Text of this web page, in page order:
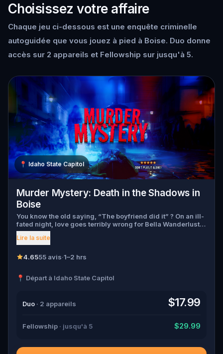
Choisissez votre affaire
Chaque jeu ci-dessous est une enquête criminelle
autoguidée que vous jouez à pied à Boise. Duo donne
accès sur 2 appareils et Fellowship sur jusqu'à 5.
📍 Idaho State Capitol
Murder Mystery: Death in the Shadows in
Boise
You know the old saying, “The boyfriend did it” ? On an ill-
fated night, love goes terribly wrong for Bella Wanderlust
and Walter Bridges . Bella, a famous travel blogger, was
found dead during a ghost tour led by the theatrical Percy
Walter, the obsessed boyfriend? Percy, the ghost tour
suspects, and expose the real murderer before they strike
Lire la suite
4.6555 avis·1–2 hrs
📍 Départ à Idaho State Capitol
Duo · 2 appareils $17.99
Fellowship · jusqu'à 5 $29.99